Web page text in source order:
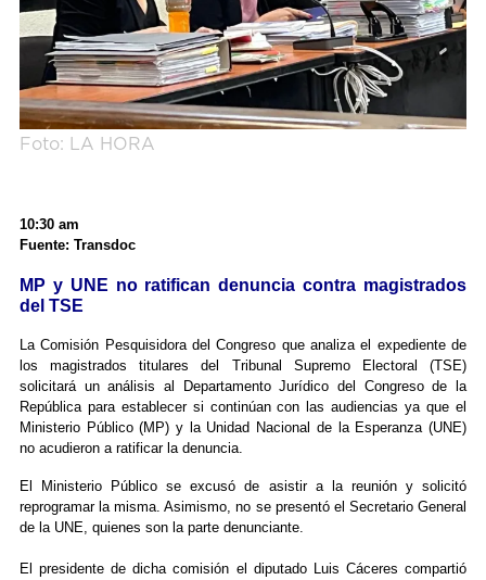
Foto: LA HORA
10:30 am
Fuente: Transdoc
MP y UNE no ratifican denuncia contra magistrados
del TSE
La Comisión Pesquisidora del Congreso que analiza el expediente de
los magistrados titulares del Tribunal Supremo Electoral (TSE)
solicitará un análisis al Departamento Jurídico del Congreso de la
República para establecer si continúan con las audiencias ya que el
Ministerio Público (MP) y la Unidad Nacional de la Esperanza (UNE)
no acudieron a ratificar la denuncia.
El Ministerio Público se excusó de asistir a la reunión y solicitó
reprogramar la misma. Asimismo, no se presentó el Secretario General
de la UNE, quienes son la parte denunciante.
El presidente de dicha comisión el diputado Luis Cáceres compartió